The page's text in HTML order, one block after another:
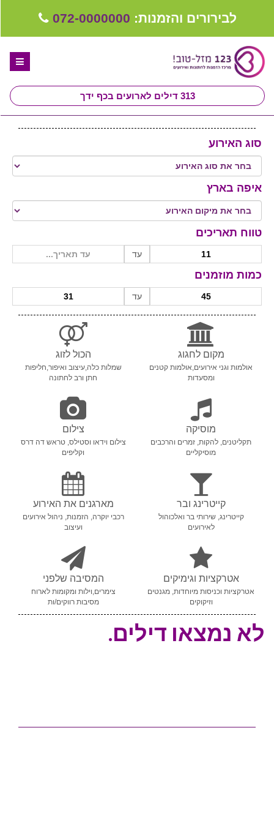
לבירורים והזמנות: 072-0000000
313 דילים לארועים בכף ידך
ספקים לחתונה מומלצים
קבלו ייעוץ בחינם
שירות אישי בקליק
סוג האירוע
איפה בארץ
טווח תאריכים
עד
כמות מוזמנים
עד
מקום לחגוג
אולמות וגני אירועים,אולמות קטנים
ומסעדות
הכול לזוג
שמלות כלה,עיצוב ואיפור,חליפות
חתן ורב לחתונה
מוסיקה
תקליטנים, להקות, זמרים והרכבים
מוסיקליים
צילום
צילום וידאו וסטילס, טראש דה דרס
וקליפים
קייטרינג ובר
קייטרינג, שירותי בר ואלכוהול
לאירועים
מארגנים את האירוע
רכבי יוקרה, הזמנות, ניהול אירועים
ועיצוב
אטרקציות וגימיקים
אטרקציות וכניסות מיוחדות, מגנטים
וזיקוקים
המסיבה שלפני
צימרים,וילות ומקומות לארוח
מסיבות רווקים/ות
לא נמצאו דילים.